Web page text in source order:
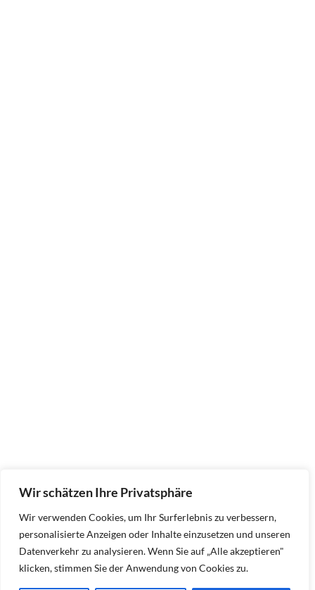
Wir schätzen Ihre Privatsphäre
Wir verwenden Cookies, um Ihr Surferlebnis zu verbessern,
personalisierte Anzeigen oder Inhalte einzusetzen und unseren
Datenverkehr zu analysieren. Wenn Sie auf „Alle akzeptieren"
klicken, stimmen Sie der Anwendung von Cookies zu.